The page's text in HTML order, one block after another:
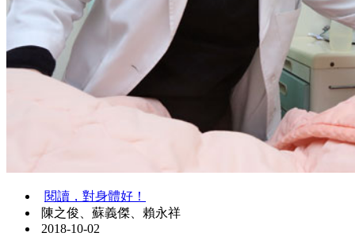
閱讀，對身體好！
陳之俊、蘇義傑、賴永祥
2018-10-02